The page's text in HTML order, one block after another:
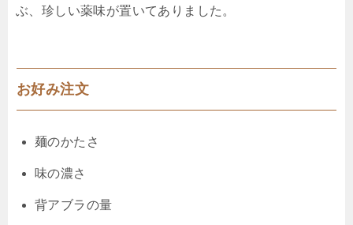
ぶ、珍しい薬味が置いてありました。
お好み注文
麺のかたさ
味の濃さ
背アブラの量